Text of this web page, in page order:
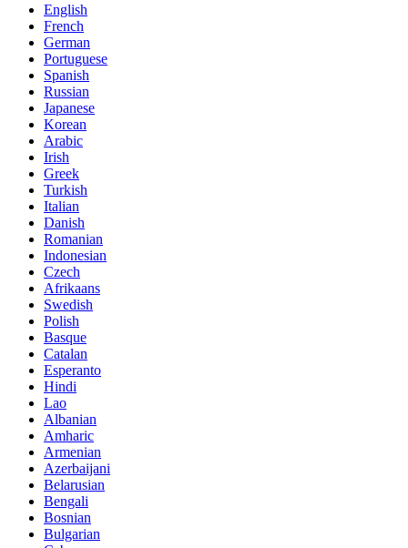
English
French
German
Portuguese
Spanish
Russian
Japanese
Korean
Arabic
Irish
Greek
Turkish
Italian
Danish
Romanian
Indonesian
Czech
Afrikaans
Swedish
Polish
Basque
Catalan
Esperanto
Hindi
Lao
Albanian
Amharic
Armenian
Azerbaijani
Belarusian
Bengali
Bosnian
Bulgarian